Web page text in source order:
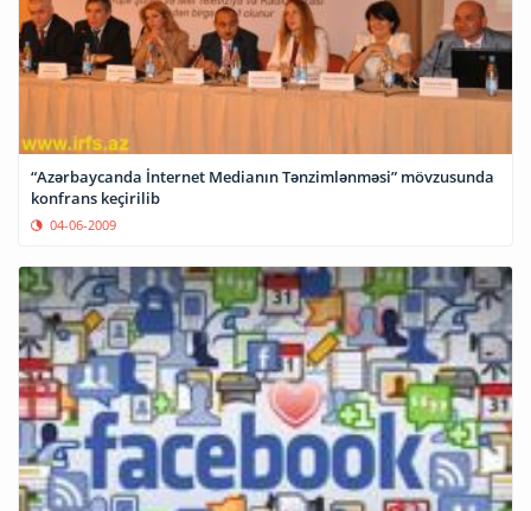
“Azərbaycanda İnternet Medianın Tənzimlənməsi” mövzusunda
konfrans keçirilib
04-06-2009